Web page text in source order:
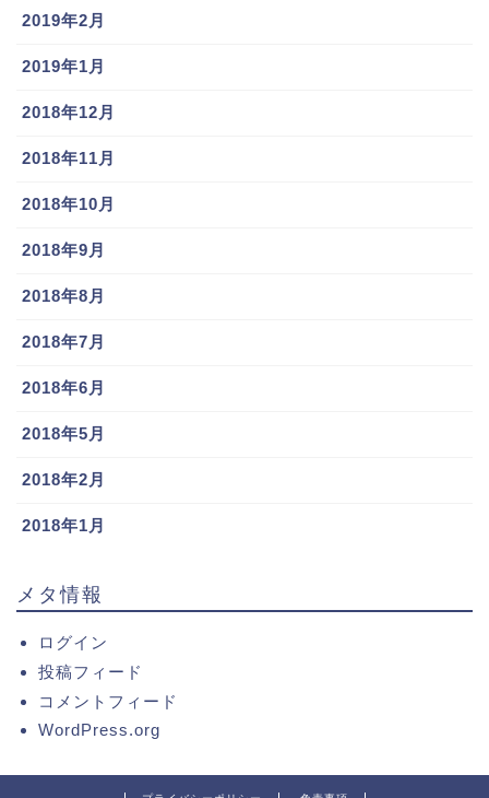
2019年2月
2019年1月
2018年12月
2018年11月
2018年10月
2018年9月
2018年8月
2018年7月
2018年6月
2018年5月
2018年2月
2018年1月
メタ情報
ログイン
投稿フィード
コメントフィード
WordPress.org